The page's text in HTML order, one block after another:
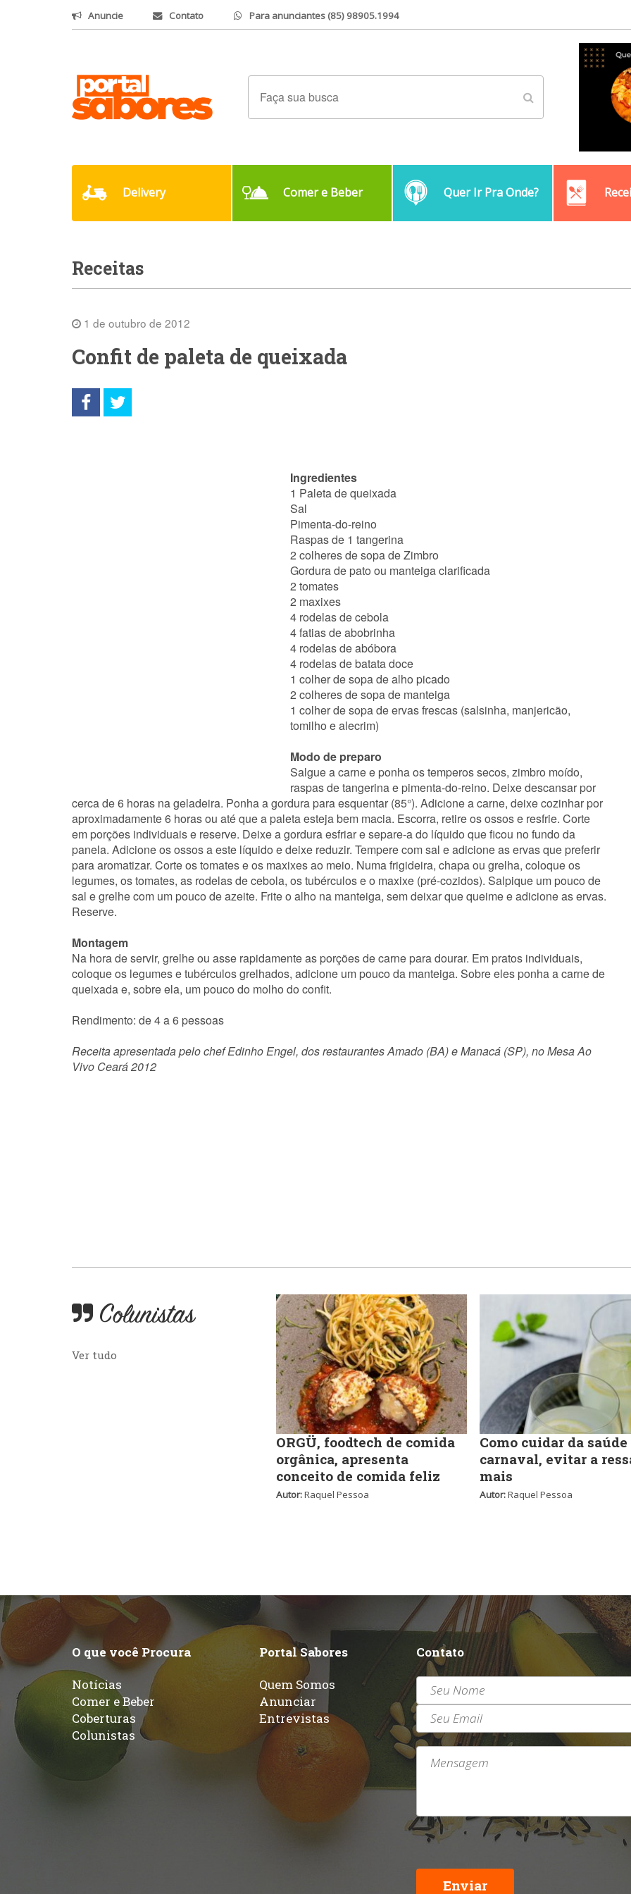
Anuncie Contato Para anunciantes (85) 98905.1994
Delivery Comer e Beber Quer Ir Pra Onde?
Receitas
1 de outubro de 2012
Confit de paleta de queixada
Ingredientes
1 Paleta de queixada
Sal
Pimenta-do-reino
Raspas de 1 tangerina
2 colheres de sopa de Zimbro
Gordura de pato ou manteiga clarificada
2 tomates
2 maxixes
4 rodelas de cebola
4 fatias de abobrinha
4 rodelas de abóbora
4 rodelas de batata doce
1 colher de sopa de alho picado
2 colheres de sopa de manteiga
1 colher de sopa de ervas frescas (salsinha, manjericão,
tomilho e alecrim)
Modo de preparo
Salgue a carne e ponha os temperos secos, zimbro moído,
raspas de tangerina e pimenta-do-reino. Deixe descansar por
cerca de 6 horas na geladeira. Ponha a gordura para esquentar (85°). Adicione a carne, deixe cozinhar por
aproximadamente 6 horas ou até que a paleta esteja bem macia. Escorra, retire os ossos e resfrie. Corte
em porções individuais e reserve. Deixe a gordura esfriar e separe-a do líquido que ficou no fundo da
panela. Adicione os ossos a este líquido e deixe reduzir. Tempere com sal e adicione as ervas que preferir
para aromatizar. Corte os tomates e os maxixes ao meio. Numa frigideira, chapa ou grelha, coloque os
legumes, os tomates, as rodelas de cebola, os tubérculos e o maxixe (pré-cozidos). Salpique um pouco de
sal e grelhe com um pouco de azeite. Frite o alho na manteiga, sem deixar que queime e adicione as ervas.
Reserve.
Montagem
Na hora de servir, grelhe ou asse rapidamente as porções de carne para dourar. Em pratos individuais,
coloque os legumes e tubérculos grelhados, adicione um pouco da manteiga. Sobre eles ponha a carne de
queixada e, sobre ela, um pouco do molho do confit.
Rendimento: de 4 a 6 pessoas
Receita apresentada pelo chef Edinho Engel, dos restaurantes Amado (BA) e Manacá (SP), no Mesa Ao
Vivo Ceará 2012
Colunistas
Ver tudo
ORGÜ, foodtech de comida
orgânica, apresenta
conceito de comida feliz
Autor:Raquel Pessoa
Como cuidar da saúde
carnaval, evitar a
mais
Autor:Raquel Pessoa
O que você Procura
Notícias
Comer e Beber
Coberturas
Colunistas
Portal Sabores
Quem Somos
Anunciar
Entrevistas
Contato
Enviar